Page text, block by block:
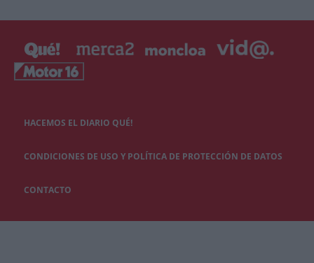
HACEMOS EL DIARIO QUÉ!
CONDICIONES DE USO Y POLÍTICA DE PROTECCIÓN DE DATOS
CONTACTO